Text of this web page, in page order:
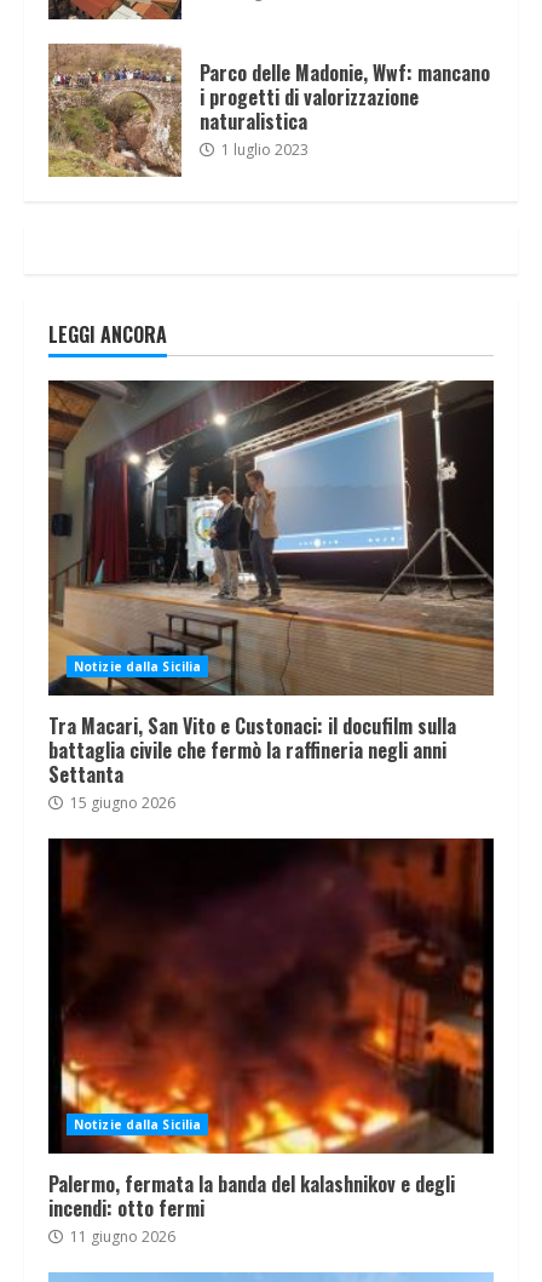
Parco delle Madonie, Wwf: mancano
i progetti di valorizzazione
naturalistica
1 luglio 2023
LEGGI ANCORA
Notizie dalla Sicilia
Tra Macari, San Vito e Custonaci: il docufilm sulla
battaglia civile che fermò la raffineria negli anni
Settanta
15 giugno 2026
Notizie dalla Sicilia
Palermo, fermata la banda del kalashnikov e degli
incendi: otto fermi
11 giugno 2026